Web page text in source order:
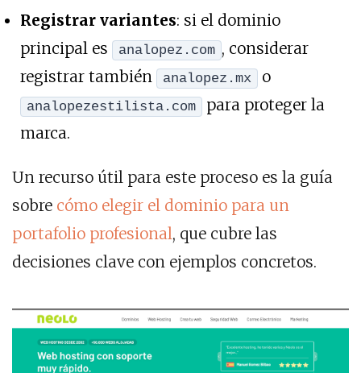
Registrar variantes: si el dominio
principal es
analopez.com , considerar
registrar también
analopez.mx o
analopezestilista.com
para proteger la
marca.
Un recurso útil para este proceso es la guía
sobre cómo elegir el dominio para un
portafolio profesional, que cubre las
decisiones clave con ejemplos concretos.